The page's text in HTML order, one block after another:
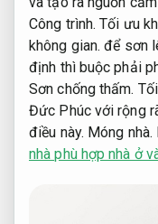
Công trình. Tối ưu
không gian. để sơn
định thì buộc phải
Sơn chống thấm.
Đức Phúc với rộng
điều này. Móng nhà.
nhà phù hợp nhà ở